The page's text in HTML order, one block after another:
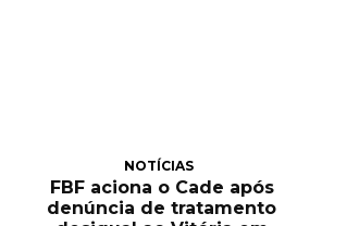
NOTÍCIAS
FBF aciona o Cade após
denúncia de tratamento